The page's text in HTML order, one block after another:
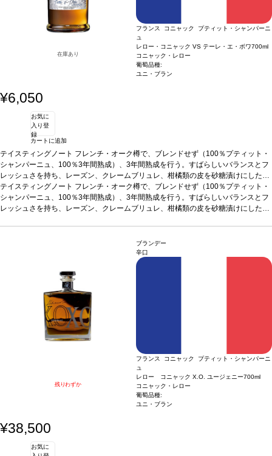
在庫あり
フランス コニャック プティット・シャンパーニ
ュ
レロー・コニャック VS テーレ・エ・ボワ700ml
コニャック・レロー
葡萄品種:
ユニ・ブラン
¥6,050
お気に
入り登
録
カートに追加
テイスティングノート フレンチ・オーク樽で、ブレンドせず（100％プティット・
シャンパーニュ、100％3年間熟成）、3年間熟成を行う。すばらしいバランスとフ
レッシュさを持ち、レーズン、クレームブリュレ、柑橘類の皮を砂糖漬けにした味
わいを示す。合う料理食後酒としてお楽しみいただけます。
テイスティングノート フレンチ・オーク樽で、ブレンドせず（100％プティット・
シャンパーニュ、100％3年間熟成）、3年間熟成を行う。すばらしいバランスとフ
レッシュさを持ち、レーズン、クレームブリュレ、柑橘類の皮を砂糖漬けにした味
残りわずか
ブランデー
辛口
フランス コニャック プティット・シャンパーニ
ュ
レロー コニャック X.O. ユージェニー700ml
コニャック・レロー
葡萄品種:
ユニ・ブラン
¥38,500
お気に